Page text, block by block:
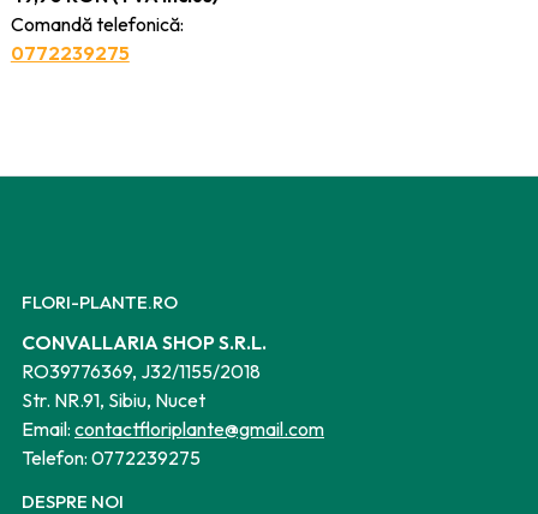
Comandă telefonică:
0772239275
FLORI-PLANTE.RO
CONVALLARIA SHOP S.R.L.
RO39776369, J32/1155/2018
Str. NR.91, Sibiu, Nucet
Email: contactfloriplante@gmail.com
Telefon: 0772239275
DESPRE NOI